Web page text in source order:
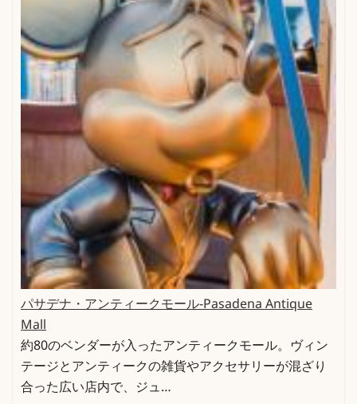
パサデナ・アンティークモール-Pasadena Antique
Mall
約80のベンダーが入ったアンティークモール。ヴィン
テージとアンティークの雑貨やアクセサリーが混ざり
合った広い店内で、ジュ…